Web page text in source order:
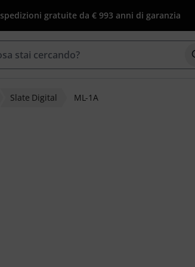
spedizioni gratuite da € 993 anni di garanzia
Slate Digital ML-1A